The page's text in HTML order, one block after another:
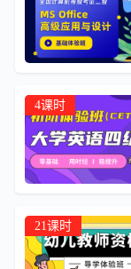
4课时
21课时